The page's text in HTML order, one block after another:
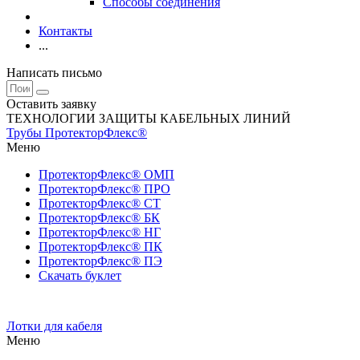
Контакты
...
Написать письмо
Оставить заявку
ТЕХНОЛОГИИ ЗАЩИТЫ КАБЕЛЬНЫХ ЛИНИЙ
Трубы ПротекторФлекс®
Меню
ПротекторФлекс® ОМП
ПротекторФлекс® ПРО
ПротекторФлекс® СТ
ПротекторФлекс® БК
ПротекторФлекс® НГ
ПротекторФлекс® ПК
ПротекторФлекс® ПЭ
Скачать буклет
Лотки для кабеля
Меню